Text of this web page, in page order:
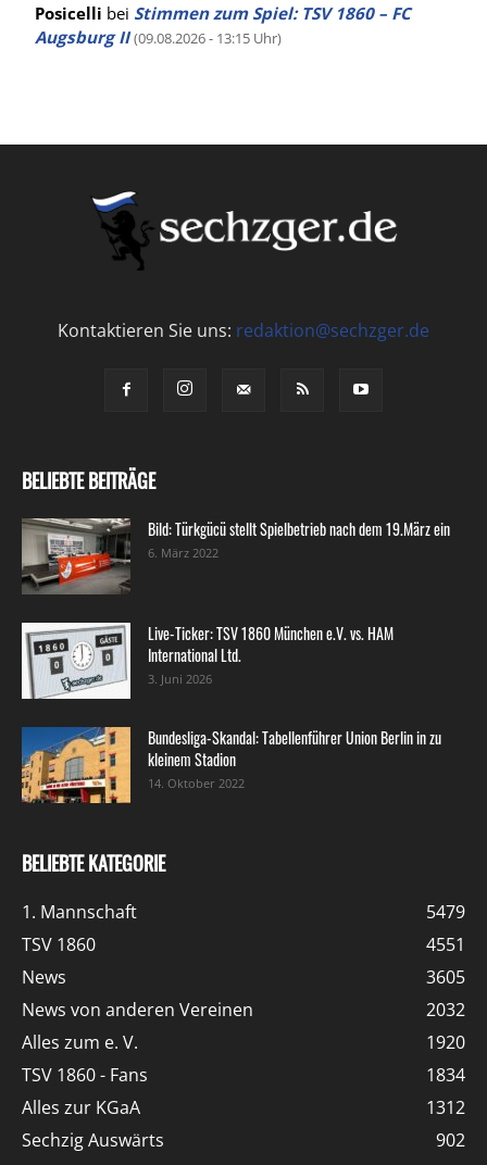
Posicelli bei Stimmen zum Spiel: TSV 1860 – FC
Augsburg II (09.08.2026 - 13:15 Uhr)
Kontaktieren Sie uns: redaktion@sechzger.de
BELIEBTE BEITRÄGE
Bild: Türkgücü stellt Spielbetrieb nach dem 19.März ein
6. März 2022
Live-Ticker: TSV 1860 München e.V. vs. HAM
International Ltd.
3. Juni 2026
Bundesliga-Skandal: Tabellenführer Union Berlin in zu
kleinem Stadion
14. Oktober 2022
BELIEBTE KATEGORIE
1. Mannschaft
5479
TSV 1860
4551
News
3605
News von anderen Vereinen
2032
Alles zum e. V.
1920
TSV 1860 - Fans
1834
Alles zur KGaA
1312
Sechzig Auswärts
902